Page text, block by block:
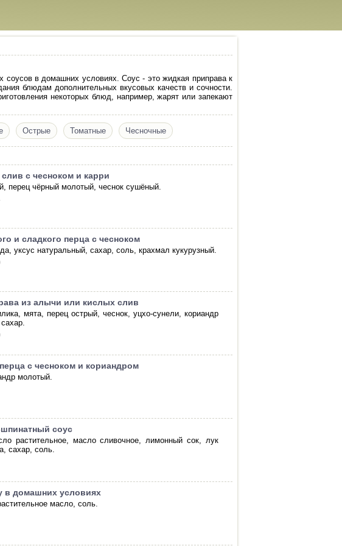
соусов в домашних условиях. Соус - это жидкая приправа к
блюдам дополнительных вкусовых качеств и сочности.
некоторых блюд, например, жарят или запекают
Острые Томатные Чесночные
с чесноком и карри
перец чёрный молотый, чеснок сушёный.
и сладкого перца с чесноком
уксус натуральный, сахар, соль, крахмал кукурузный.
из алычи или кислых слив
мята, перец острый, чеснок, уцхо-сунели, кориандр
с чесноком и кориандром
молотый.
соус
растительное, масло сливочное, лимонный сок, лук
сахар, соль.
в домашних условиях
масло, соль.